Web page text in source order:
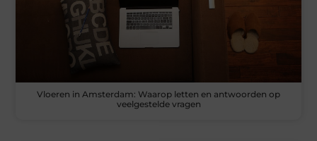
Vloeren in Amsterdam: Waarop letten en antwoorden op
veelgestelde vragen